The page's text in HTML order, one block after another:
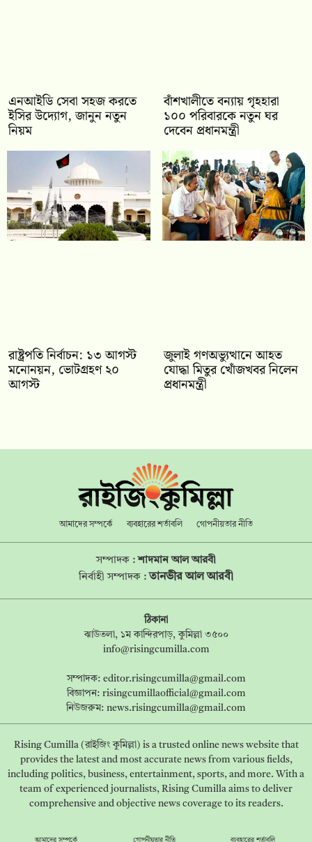
এনআইডি সেবা সহজ করতে
ইসির উদ্যোগ, জানুন নতুন
নিয়ম
বাঁশখালীতে বন্যায় গৃহহারা
১০০ পরিবারকে নতুন ঘর
দেবেন প্রধানমন্ত্রী
রাষ্ট্রপতি নির্বাচন: ১৩ আগস্ট
মনোনয়ন, ভোটগ্রহণ ২০
আগস্ট
জুলাই গণঅভ্যুত্থানে আহত
যোদ্ধা মিতুর খোঁজখবর নিলেন
প্রধানমন্ত্রী
আমাদের সম্পর্কে ব্যবহারের শর্তাবলি গোপনীয়তার নীতি
সম্পাদক :শাদমান আল আরবী
নির্বাহী সম্পাদক : তানভীর আল আরবী
ঠিকানা
ঝাউতলা, ১ম কান্দিরপাড়, কুমিল্লা ৩৫০০
info@risingcumilla.com
সম্পাদক: editor.risingcumilla@gmail.com
বিজ্ঞাপন: risingcumillaofficial@gmail.com
নিউজরুম: news.risingcumilla@gmail.com
Rising Cumilla (রাইজিং কুমিল্লা) is a trusted online news website that
provides the latest and most accurate news from various fields,
including politics, business, entertainment, sports, and more. With a
team of experienced journalists, Rising Cumilla aims to deliver
comprehensive and objective news coverage to its readers.